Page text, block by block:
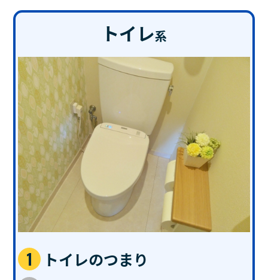
トイレ系
トイレのつまり